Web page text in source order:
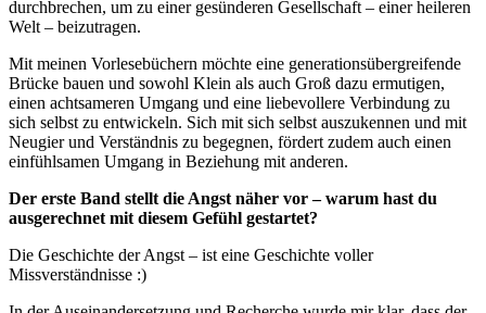
durchbrechen, um zu einer gesünderen Gesellschaft – einer heileren
Welt – beizutragen.
Mit meinen Vorlesebüchern möchte eine generationsübergreifende
Brücke bauen und sowohl Klein als auch Groß dazu ermutigen,
einen achtsameren Umgang und eine liebevollere Verbindung zu
sich selbst zu entwickeln. Sich mit sich selbst auszukennen und mit
Neugier und Verständnis zu begegnen, fördert zudem auch einen
einfühlsamen Umgang in Beziehung mit anderen.
Der erste Band stellt die Angst näher vor – warum hast du
ausgerechnet mit diesem Gefühl gestartet?
Die Geschichte der Angst – ist eine Geschichte voller
Missverständnisse :)